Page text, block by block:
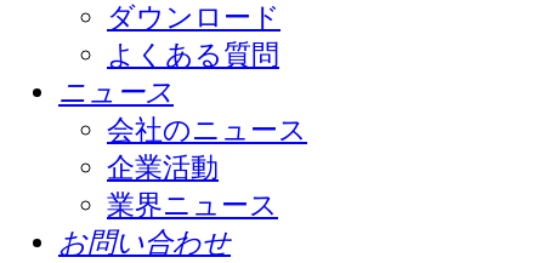
ダウンロード
よくある質問
ニュース
会社のニュース
企業活動
業界ニュース
お問い合わせ